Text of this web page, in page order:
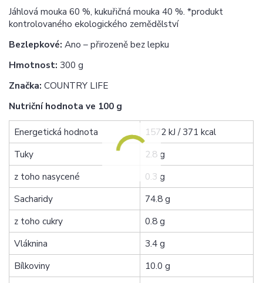
Jáhlová mouka 60 %, kukuřičná mouka 40 %. *produkt
kontrolovaného ekologického zemědělství
Bezlepkové: Ano – přirozeně bez lepku
Hmotnost: 300 g
Značka: COUNTRY LIFE
Nutriční hodnota ve 100 g
Energetická hodnota
1572 kJ / 371 kcal
Tuky
2.8 g
z toho nasycené
0.3 g
Sacharidy
74.8 g
z toho cukry
0.8 g
Vláknina
3.4 g
Bílkoviny
10.0 g